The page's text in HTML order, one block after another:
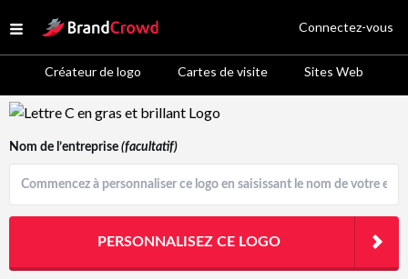
Open menu
Site Logo
Créateur de logo Cartes de visite Sites Web
Connectez-vous
Logo Template Preview
Nom de l’entreprise (facultatif)
PERSONNALISEZ CE LOGO